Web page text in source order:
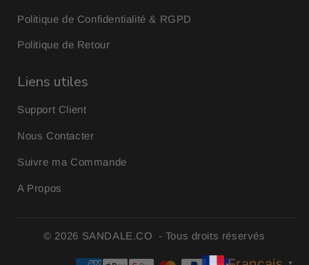
Politique de Confidentialité & RGPD
Politique de Retour
Liens utiles
Support Client
Nous Contacter
Suivre ma Commande
A Propos
© 2026 SANDALE.CO - Tous droits réservés
▼